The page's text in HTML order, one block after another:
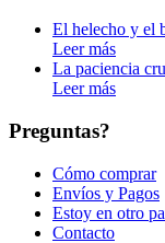
El helecho y el
Leer más
La paciencia
Leer más
Preguntas?
Cómo comprar
Envíos y Pagos
Estoy en otro
Contacto